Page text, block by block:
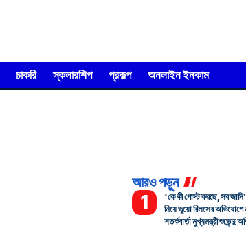
চাকরি স্কলারশিপ প্রকল্প অনলাইন ইনকাম
আরও পড়ুন
‘কে কী পোস্ট করছে, সব
নিয়ে ভুয়ো রিলসের অভিযোগে
সতর্কবার্তা মুখ্যমন্ত্রী শুভেন্দু